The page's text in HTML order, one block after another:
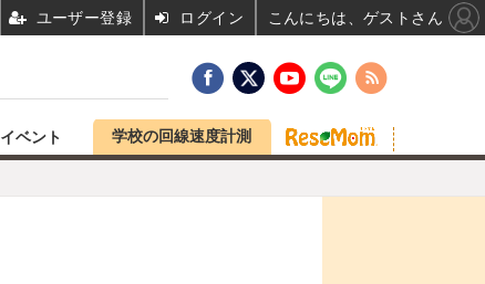
イベント 学校の回線速度計測
ユーザー登録 ログイン こんにちは、ゲストさん